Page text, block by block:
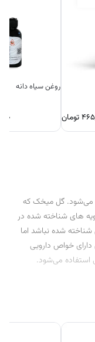
تومان
روغن سیاه دانه
می‌شود. گل میخک که
های شناخته شده در
شده نباشد اما
دارای خواص دارویی
می‌شود.